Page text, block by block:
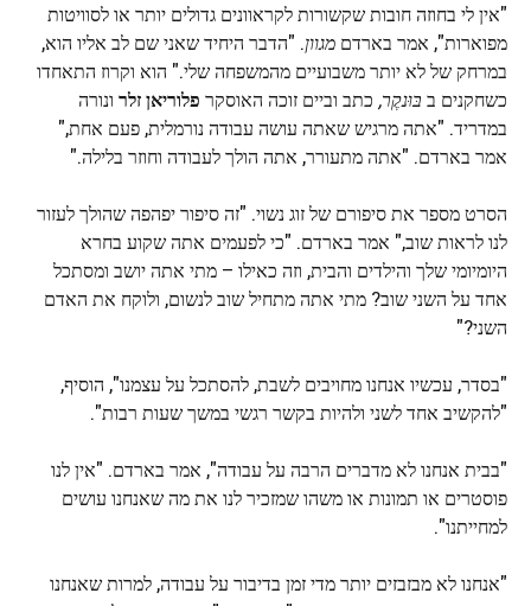
"אין לי בחוזה חובות שקשורות לקראוונים גדולים יותר או לסוויטות
מפוארות", אמר בארדם מגוון. "הדבר היחיד שאני שם לב אליו הוא,
במרחק של לא יותר משבועיים מהמשפחה שלי." הוא וקרוז התאחדו
כשחקנים ב בּוּנקֶר, כתב וביים זוכה האוסקר פלוריאן זלר ונורה
במדריד. "אתה מרגיש שאתה עושה עבודה נורמלית, פעם אחת,"
אמר בארדם. "אתה מתעורר, אתה הולך לעבודה וחוזר בלילה."
הסרט מספר את סיפורם של זוג נשוי. "זה סיפור יפהפה שהולך לעזור
לנו לראות שוב," אמר בארדם. "כי לפעמים אתה שקוע בחרא
היומיומי שלך והילדים והבית, וזה כאילו – מתי אתה יושב ומסתכל
אחד על השני שוב? מתי אתה מתחיל שוב לנשום, ולוקח את האדם
השני?"
"בסדר, עכשיו אנחנו מחויבים לשבת, להסתכל על עצמנו", הוסיף,
"להקשיב אחד לשני ולהיות בקשר רגשי במשך שעות רבות".
"בבית אנחנו לא מדברים הרבה על עבודה", אמר בארדם. "אין לנו
פוסטרים או תמונות או משהו שמזכיר לנו את מה שאנחנו עושים
למחייתנו".
"אנחנו לא מבזבזים יותר מדי זמן בדיבור על עבודה, למרות שאנחנו